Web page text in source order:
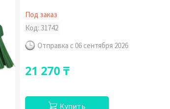
Под заказ
Код:31742
Отправка с 06 сентября 2026
21 270 ₸
Купить